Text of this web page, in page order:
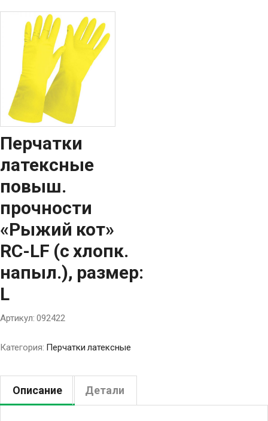
Перчатки
латексные
повыш.
прочности
«Рыжий кот»
RC-LF (c хлопк.
напыл.), размер:
L
Артикул: 092422
Категория: Перчатки латексные
Описание Детали